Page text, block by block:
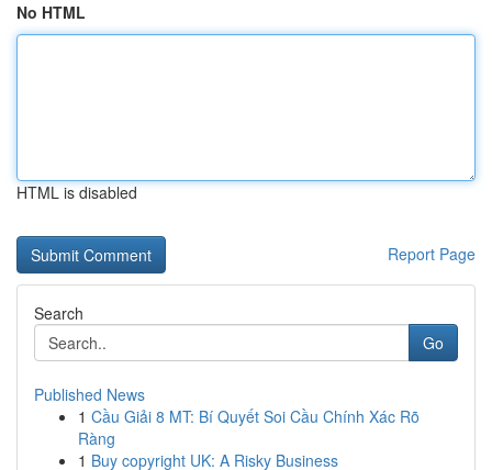
No HTML
HTML is disabled
Report Page
Search
Go
Published News
1 Cầu Giải 8 MT: Bí Quyết Soi Cầu Chính Xác Rõ
Ràng
1 Buy copyright UK: A Risky Business